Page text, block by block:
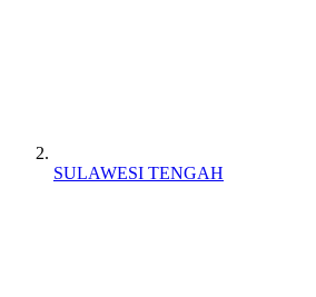
SULAWESI TENGAH